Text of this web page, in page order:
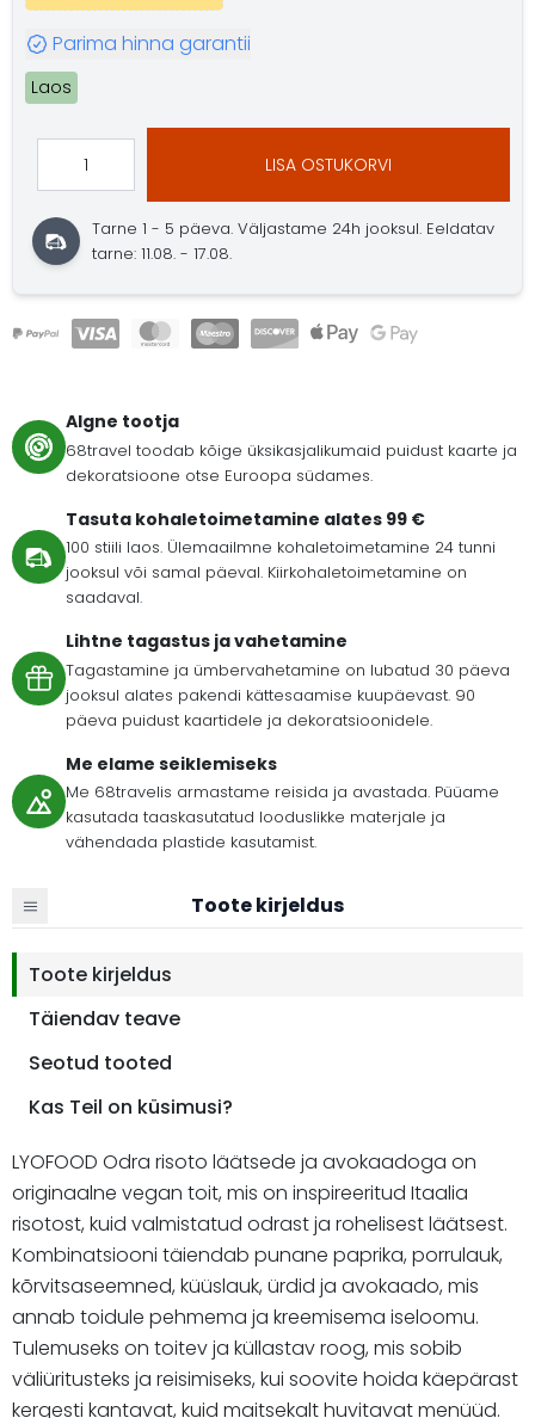
Parima hinna garantii
Laos
LISA OSTUKORVI
Tarne 1 - 5 päeva.Väljastame 24h jooksul. Eeldatav
tarne: 11.08. - 17.08.
Algne tootja
68travel toodab kõige üksikasjalikumaid puidust kaarte ja
dekoratsioone otse Euroopa südames.
Tasuta kohaletoimetamine alates 99 €
100 stiili laos. Ülemaailmne kohaletoimetamine 24 tunni
jooksul või samal päeval. Kiirkohaletoimetamine on
saadaval.
Lihtne tagastus ja vahetamine
Tagastamine ja ümbervahetamine on lubatud 30 päeva
jooksul alates pakendi kättesaamise kuupäevast. 90
päeva puidust kaartidele ja dekoratsioonidele.
Me elame seiklemiseks
Me 68travelis armastame reisida ja avastada. Püüame
kasutada taaskasutatud looduslikke materjale ja
vähendada plastide kasutamist.
Toote kirjeldus
Toote kirjeldus
Täiendav teave
Seotud tooted
Kas Teil on küsimusi?
LYOFOOD Odra risoto läätsede ja avokaadoga on
originaalne vegan toit, mis on inspireeritud Itaalia
risotost, kuid valmistatud odrast ja rohelisest läätsest.
Kombinatsiooni täiendab punane paprika, porrulauk,
kõrvitsaseemned, küüslauk, ürdid ja avokaado, mis
annab toidule pehmema ja kreemisema iseloomu.
Tulemuseks on toitev ja küllastav roog, mis sobib
väliüritusteks ja reisimiseks, kui soovite hoida käepärast
kergesti kantavat, kuid maitsekalt huvitavat menüüd.